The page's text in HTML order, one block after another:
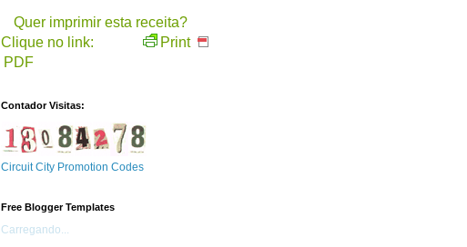
Quer imprimir esta receita?
Clique no link:
Print
PDF
Contador Visitas:
Circuit City Promotion Codes
Free Blogger Templates
Carregando...